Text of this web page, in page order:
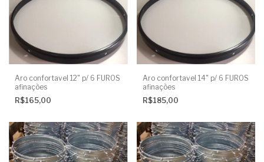
Aro confortavel 12" p/ 6 FUROS
afinações
R$165,00
Aro confortavel 14" p/ 6 FUROS
afinações
R$185,00